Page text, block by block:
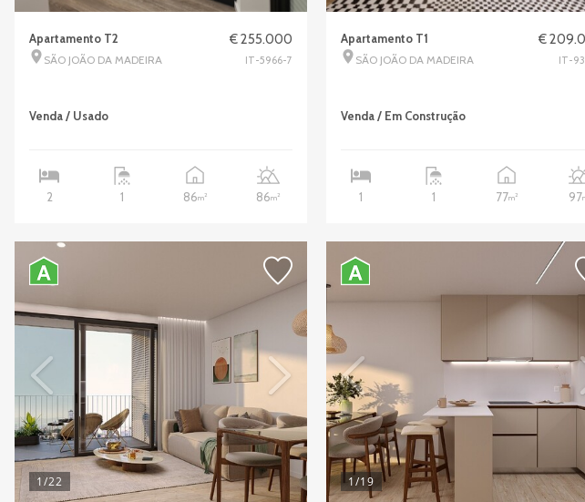
Apartamento T2
SÃO JOÃO DA MADEIRA
€ 255.000
IT-5966-7
Venda / Usado
2 1 86m2 86m2
Apartamento T1
SÃO JOÃO DA MADEIRA
€
IT-
Venda / Em Construção
1 1 77m2 97
1/22 1/19